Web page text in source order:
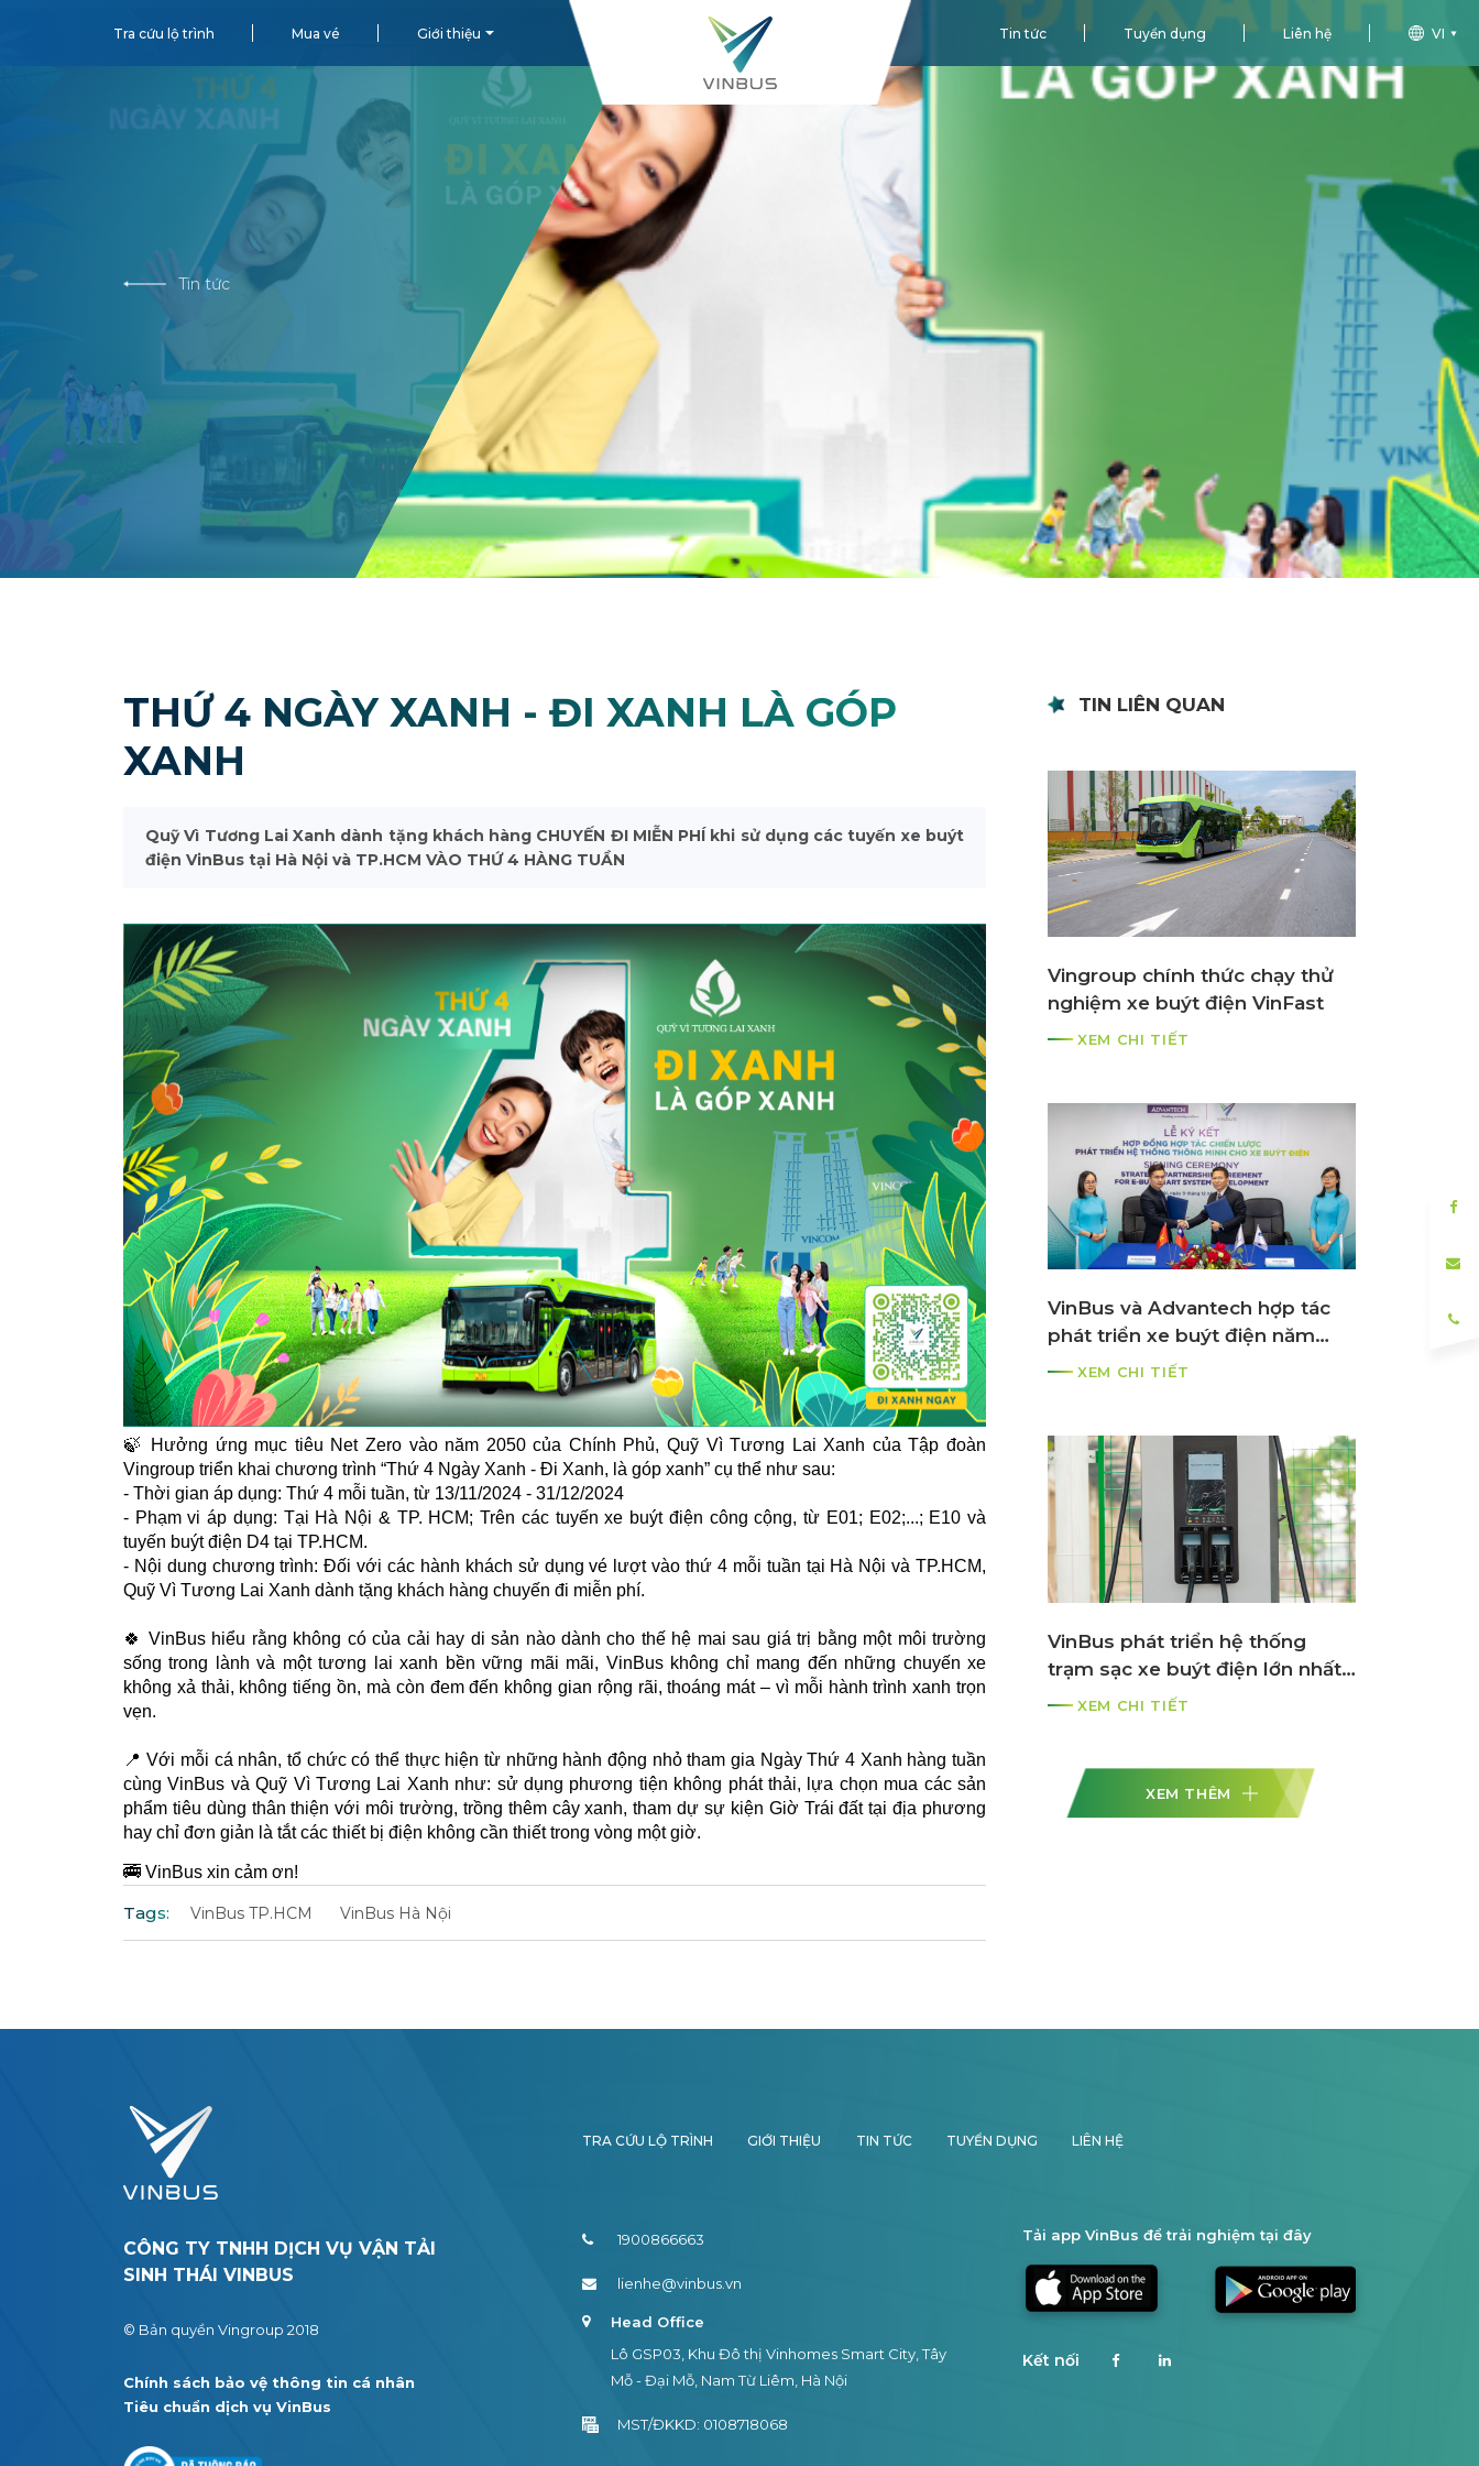
Tra cứu lộ trình Mua vé Giới thiệu Tin tức Tuyển dụng Liên hệ VI
Tin tức
THỨ 4 NGÀY XANH - ĐI XANH LÀ GÓP
XANH
Quỹ Vì Tương Lai Xanh dành tặng khách hàng CHUYẾN ĐI MIỄN PHÍ khi sử dụng các tuyến xe buýt
điện VinBus tại Hà Nội và TP.HCM VÀO THỨ 4 HÀNG TUẦN
🍃 Hưởng ứng mục tiêu Net Zero vào năm 2050 của Chính Phủ, Quỹ Vì Tương Lai Xanh của Tập đoàn
Vingroup triển khai chương trình “Thứ 4 Ngày Xanh - Đi Xanh, là góp xanh” cụ thể như sau:
- Thời gian áp dụng: Thứ 4 mỗi tuần, từ 13/11/2024 - 31/12/2024
- Phạm vi áp dụng: Tại Hà Nội & TP. HCM; Trên các tuyến xe buýt điện công cộng, từ E01; E02;...; E10 và
tuyến buýt điện D4 tại TP.HCM.
- Nội dung chương trình: Đối với các hành khách sử dụng vé lượt vào thứ 4 mỗi tuần tại Hà Nội và TP.HCM,
Quỹ Vì Tương Lai Xanh dành tặng khách hàng chuyến đi miễn phí.
🍀 VinBus hiểu rằng không có của cải hay di sản nào dành cho thế hệ mai sau giá trị bằng một môi trường
sống trong lành và một tương lai xanh bền vững mãi mãi, VinBus không chỉ mang đến những chuyến xe
không xả thải, không tiếng ồn, mà còn đem đến không gian rộng rãi, thoáng mát – vì mỗi hành trình xanh trọn
vẹn.
📍 Với mỗi cá nhân, tổ chức có thể thực hiện từ những hành động nhỏ tham gia Ngày Thứ 4 Xanh hàng tuần
cùng VinBus và Quỹ Vì Tương Lai Xanh như: sử dụng phương tiện không phát thải, lựa chọn mua các sản
phẩm tiêu dùng thân thiện với môi trường, trồng thêm cây xanh, tham dự sự kiện Giờ Trái đất tại địa phương
hay chỉ đơn giản là tắt các thiết bị điện không cần thiết trong vòng một giờ.
🚎 VinBus xin cảm ơn!
Tags: VinBus TP.HCM VinBus Hà Nội
TIN LIÊN QUAN
Vingroup chính thức chạy thử
nghiệm xe buýt điện VinFast
XEM CHI TIẾT
VinBus và Advantech hợp tác
phát triển xe buýt điện năm
2021XEM CHI TIẾT
VinBus phát triển hệ thống
trạm sạc xe buýt điện lớn nhất
ASEAN
XEM CHI TIẾT
XEM THÊM
CÔNG TY TNHH DỊCH VỤ VẬN TẢI
SINH THÁI VINBUS
© Bản quyền Vingroup 2018
Chính sách bảo vệ thông tin cá nhân
Tiêu chuẩn dịch vụ VinBus
TRA CỨU LỘ TRÌNH GIỚI THIỆU TIN TỨC TUYỂN DỤNG LIÊN HỆ
1900866663
lienhe@vinbus.vn
Head Office
Lô GSP03, Khu Đô thị Vinhomes Smart City, Tây
Mỗ - Đại Mỗ, Nam Từ Liêm, Hà Nội
MST/ĐKKD: 0108718068
Tải app VinBus để trải nghiệm tại đây
Kết nối